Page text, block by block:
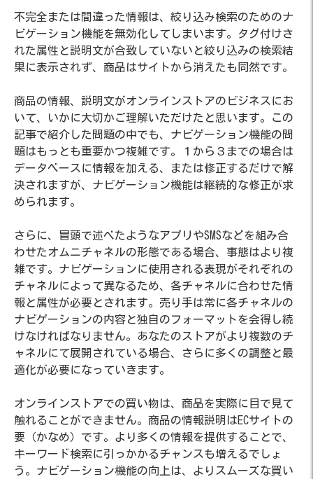
不完全または間違った情報は、絞り込み検索のためのナ
ビゲーション機能を無効化してしまいます。タグ付けさ
れた属性と説明文が合致していないと絞り込みの検索結
果に表示されず、商品はサイトから消えたも同然です。
商品の情報、説明文がオンラインストアのビジネスにお
いて、いかに大切かご理解いただけたと思います。この
記事で紹介した問題の中でも、ナビゲーション機能の問
題はもっとも重要かつ複雑です。１から３までの場合は
データベースに情報を加える、または修正するだけで解
決されますが、ナビゲーション機能は継続的な修正が求
められます。
さらに、冒頭で述べたようなアプリやSMSなどを組み合
わせたオムニチャネルの形態である場合、事態はより複
雑です。ナビゲーションに使用される表現がそれぞれの
チャネルによって異なるため、各チャネルに合わせた情
報と属性が必要とされます。売り手は常に各チャネルの
ナビゲーションの内容と独自のフォーマットを会得し続
けなければなりません。あなたのストアがより複数のチ
ャネルにて展開されている場合、さらに多くの調整と最
適化が必要になっていきます。
オンラインストアでの買い物は、商品を実際に目で見て
触れることができません。商品の情報説明はECサイトの
要（かなめ）です。より多くの情報を提供することで、
キーワード検索に引っかかるチャンスも増えるでしょ
う。ナビゲーション機能の向上は、よりスムーズな買い